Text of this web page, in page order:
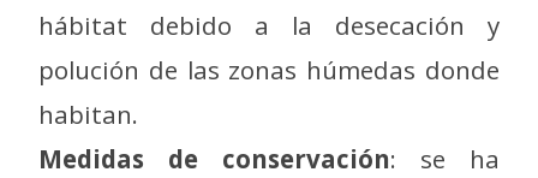
hábitat debido a la desecación y
polución de las zonas húmedas donde
habitan.
Medidas de conservación: se ha